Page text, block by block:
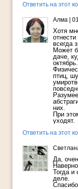
Ответить на этот
Алма |
Хотя
всегда
Может
даче,
октябрь.
птиц,
них.
При
уходят.
Ответить на этот
Да,
Тогда и
деле.